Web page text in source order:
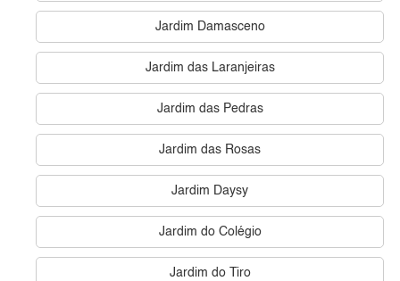
Jardim Damasceno
Jardim das Laranjeiras
Jardim das Pedras
Jardim das Rosas
Jardim Daysy
Jardim do Colégio
Jardim do Tiro